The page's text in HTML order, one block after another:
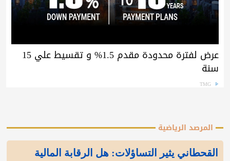
عرض لفترة محدودة مقدم 1.5% و تقسيط علي 15
سنة
TMG
المرصد الرياضية
القحطاني يثير التساؤلات: هل الرقابة المالية